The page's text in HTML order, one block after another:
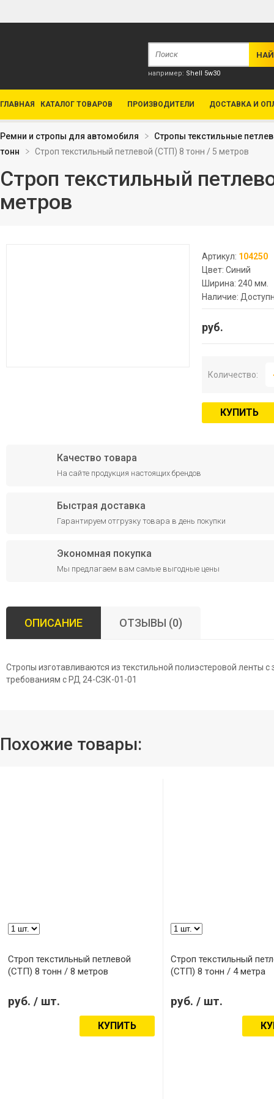
например: Shell 5w30
ГЛАВНАЯ КАТАЛОГ ТОВАРОВ ПРОИЗВОДИТЕЛИ ДОСТАВКА И
Ремни и стропы для автомобиля
Стропы текстильные
тонн
Строп текстильный петлевой (СТП) 8 тонн / 5 метров
Строп текстильный
метров
Артикул: 104250
Цвет: Синий
Ширина: 240 мм.
Наличие:
руб.
Количество:
КУПИТЬ
Качество товара
На сайте продукция настоящих брендов
Быстрая доставка
Гарантируем отгрузку товара в день покупки
Экономная покупка
Мы предлагаем вам самые выгодные цены
ОПИСАНИЕ ОТЗЫВЫ (0)
Стропы изготавливаются из текстильной полиэстеровой ленты с
требованиям с РД 24-СЗК-01-01
Похожие товары:
Строп текстильный петлевой
(СТП) 8 тонн / 8 метров
руб. / шт.
КУПИТЬ
Строп текстильный
(СТП) 8 тонн / 4 метра
руб. / шт.